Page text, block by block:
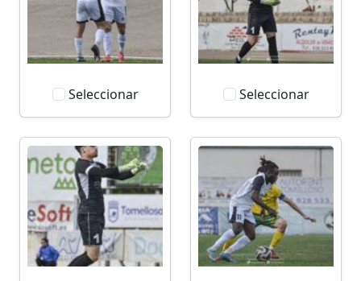
Seleccionar Seleccionar